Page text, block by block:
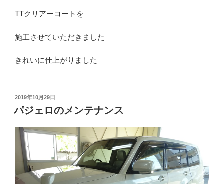
TTクリアーコートを
施工させていただきました
きれいに仕上がりました
投
日:
2019年10月29日
パジェロのメンテナンス